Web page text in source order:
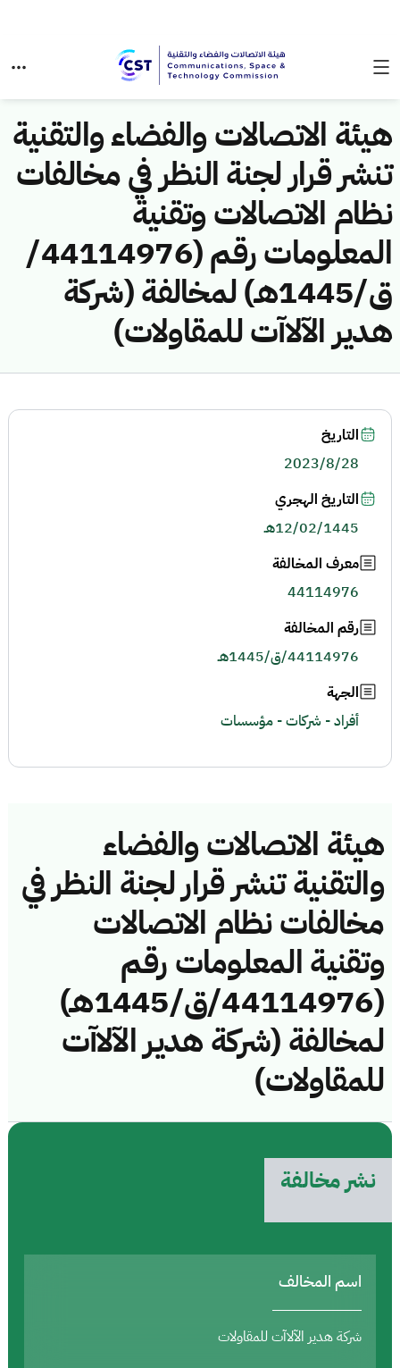
هيئة الاتصالات والفضاء والتقنية
تنشر قرار لجنة النظر في مخالفات
نظام الاتصالات وتقنية
المعلومات رقم (44114976/
ق/1445هـ) لمخالفة (شركة
هدير الآلاآت للمقاولات)
هيئة الاتصالات والفضاء
والتقنية تنشر قرار لجنة النظر في
مخالفات نظام الاتصالات
وتقنية المعلومات رقم
(44114976/ق/1445هـ)
لمخالفة (شركة هدير الآلاآت
للمقاولات)
نشر مخالفة
اسم المخالف
شركة هدير الآلاآت للمقاولات
التاريخ
2023/8/28
التاريخ الهجري
12/02/1445هـ
معرف المخالفة
44114976
رقم المخالفة
44114976/ق/1445هـ
الجهة
أفراد - شركات - مؤسسات